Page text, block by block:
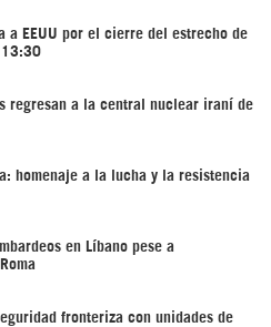
a EEUU por el cierre del estrecho de
13:30
regresan a la central nuclear iraní de
homenaje a la lucha y la resistencia
en Líbano pese a
fronteriza con unidades de